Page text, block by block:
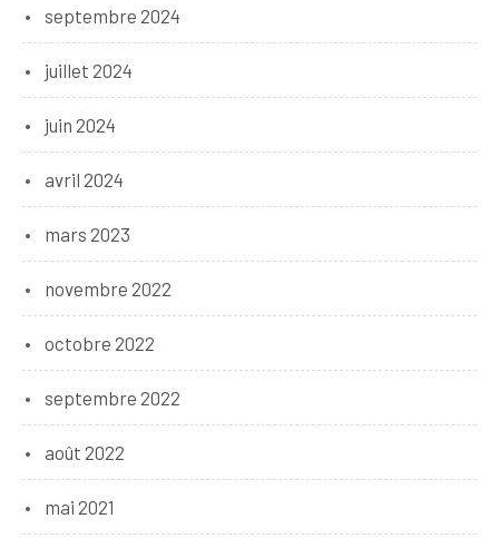
septembre 2024
juillet 2024
juin 2024
avril 2024
mars 2023
novembre 2022
octobre 2022
septembre 2022
août 2022
mai 2021